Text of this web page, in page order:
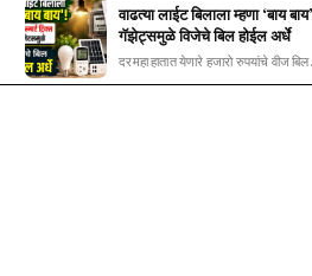
वाढत्या लाईट बिलाला म्हणा ‘बाय
गॅझेट्समुळे विजेचे बिल होईल अर्धे
दरमहा हातात येणारे हजारो रुपयांचे वीज